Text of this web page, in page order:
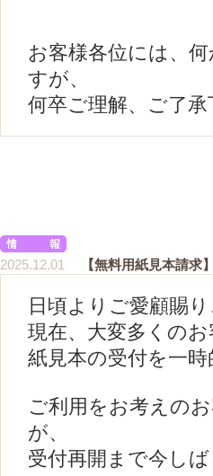
お客様各位には、
すが、
何卒ご理解、ご了
2025.12.01 【無料用紙見本請求
日頃よりご愛顧賜
現在、大変多くの
紙見本の受付を一
ご利用をお考えの
が、
受付再開まで今し